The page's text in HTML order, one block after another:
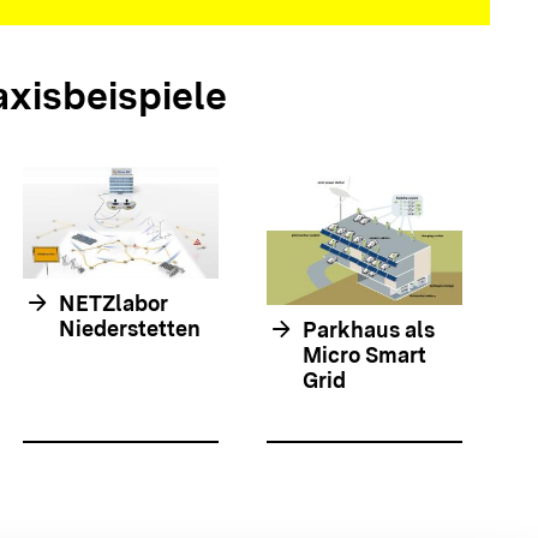
arrow_forward NETZlabor
Niederstetten
arrow_forward Parkhaus als
Micro Smart
Grid
springen
springen